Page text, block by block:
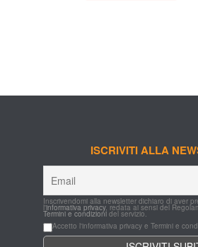
ISCRIVITI ALLA
Inscrivendomi alla newsletter dichiaro di aver
l'informativa privacy, redata ai sensi del
Termini e condizioni del servizio.
Accetto l'informativa privacy e Termini e